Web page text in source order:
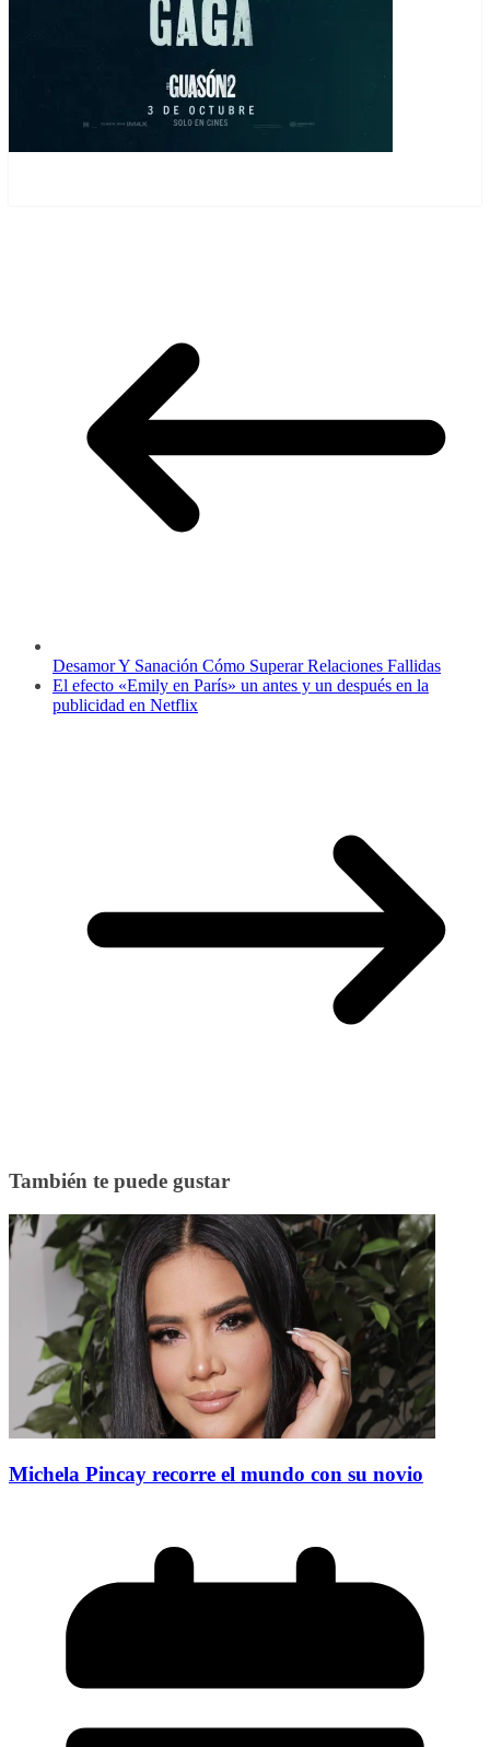
Desamor Y Sanación Cómo Superar Relaciones Fallidas
El efecto «Emily en París» un antes y un después en la
publicidad en Netflix
También te puede gustar
Michela Pincay recorre el mundo con su novio